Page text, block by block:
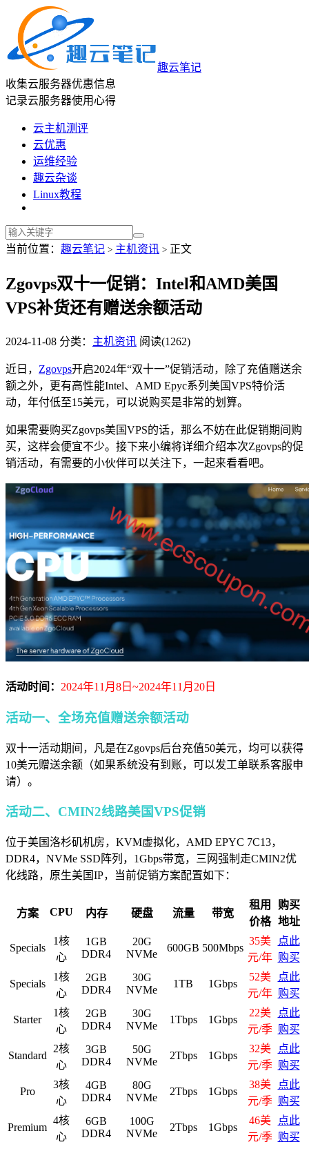
趣云笔记
收集云服务器优惠信息
记录云服务器使用心得
云主机测评
云优惠
运维经验
趣云杂谈
Linux教程
当前位置： 趣云笔记 > 主机资讯 > 正文
Zgovps双十一促销：Intel和AMD美国
VPS补货还有赠送余额活动
2024-11-08 分类： 主机资讯 阅读(1262)
近日， Zgovps开启2024年“双十一”促销活动，除了充值赠送余
额之外，更有高性能Intel、AMD Epyc系列美国VPS特价活
动，年付低至15美元，可以说购买是非常的划算。
如果需要购买Zgovps美国VPS的话，那么不妨在此促销期间购
买，这样会便宜不少。接下来小编将详细介绍本次Zgovps的促
销活动，有需要的小伙伴可以关注下，一起来看看吧。
活动时间： 2024年11月8日~2024年11月20日
活动一、全场充值赠送余额活动
双十一活动期间，凡是在Zgovps后台充值50美元，均可以获得
10美元赠送余额（如果系统没有到账，可以发工单联系客服申
请）。
活动二、CMIN2线路美国VPS促销
位于美国洛杉矶机房，KVM虚拟化，AMD EPYC 7C13，
DDR4，NVMe SSD阵列，1Gbps带宽，三网强制走CMIN2优
化线路，原生美国IP，当前促销方案配置如下：
方案 CPU 内存 硬盘 流量 带宽
租用
价格
购买
地址
Specials
1核
心
1GB
DDR4
20G
NVMe
600GB 500Mbps
35美
元/年
点此
购买
Specials
1核
心
2GB
DDR4
30G
NVMe
1TB 1Gbps
52美
元/年
点此
购买
Starter
1核
心
2GB
DDR4
30G
NVMe
1Tbps 1Gbps
22美
元/季
点此
购买
Standard
2核
心
3GB
DDR4
50G
NVMe
2Tbps 1Gbps
32美
元/季
点此
购买
Pro
3核
心
4GB
DDR4
80G
NVMe
2Tbps 1Gbps
38美
元/季
点此
购买
Premium
4核
心
6GB
DDR4
100G
NVMe
2Tbps 1Gbps
46美
元/季
点此
购买